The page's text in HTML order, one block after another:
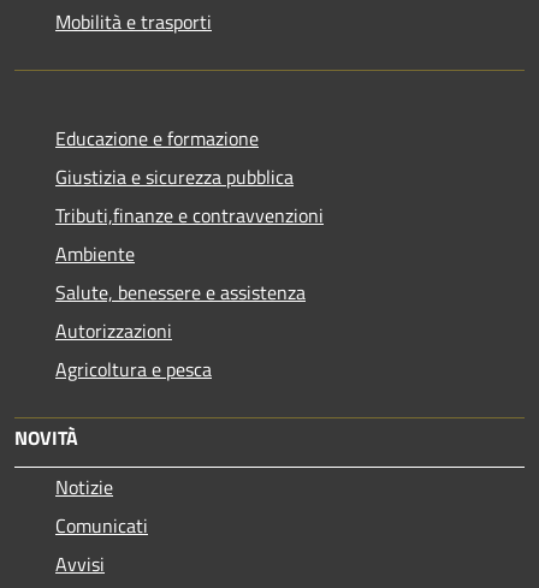
Mobilità e trasporti
Educazione e formazione
Giustizia e sicurezza pubblica
Tributi,finanze e contravvenzioni
Ambiente
Salute, benessere e assistenza
Autorizzazioni
Agricoltura e pesca
NOVITÀ
Notizie
Comunicati
Avvisi